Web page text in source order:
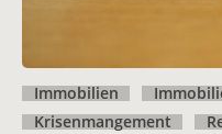
Immobilien
Krisenmangement